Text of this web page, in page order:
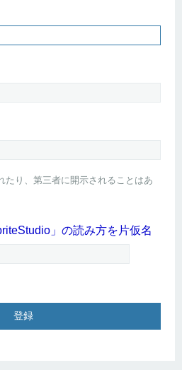
り、第三者に開示されることはあ
」の読み方を片仮名